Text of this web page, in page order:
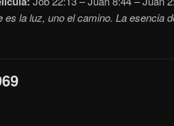
es la luz, uno el camino. La esencia